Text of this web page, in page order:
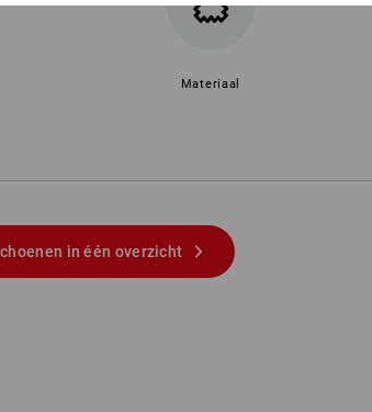
Materiaal
in één overzicht